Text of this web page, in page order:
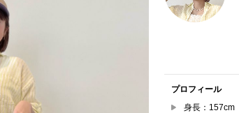
プロフィール
身長：157cm